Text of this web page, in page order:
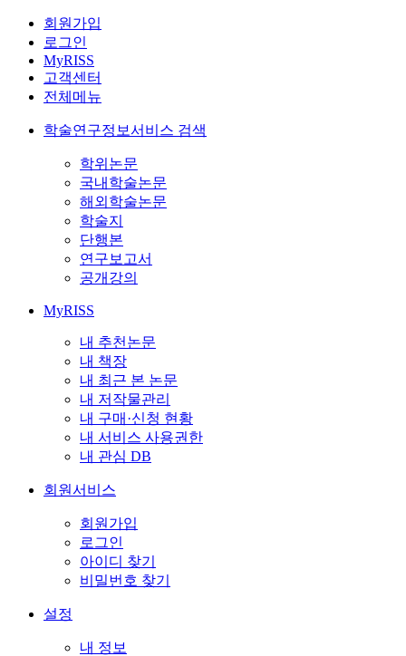
회원가입
로그인
MyRISS
고객센터
전체메뉴
학술연구정보서비스 검색
학위논문
국내학술논문
해외학술논문
학술지
단행본
연구보고서
공개강의
MyRISS
내 추천논문
내 책장
내 최근 본 논문
내 저작물관리
내 구매·신청 현황
내 서비스 사용권한
내 관심 DB
회원서비스
회원가입
로그인
아이디 찾기
비밀번호 찾기
설정
내 정보